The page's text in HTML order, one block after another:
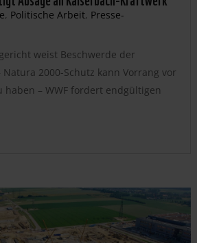
, Politische Arbeit, Presse-
weist Beschwerde der
Natura 2000-Schutz kann Vorrang vor
haben – WWF fordert endgültigen